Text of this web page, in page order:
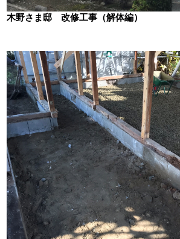
木野さま邸 改修工事（解体編）